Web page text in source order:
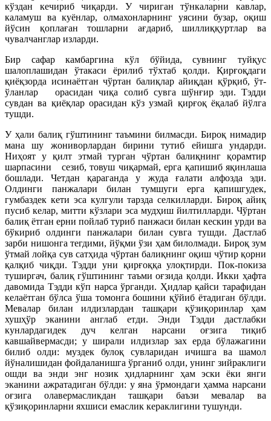
кўздан кечириб чиқарди. У чириган тўнкаларни кавлар,
каламуш ва куёнлар, олмахонларнинг уясини бузар, оқиш
йўсин қоплаған тошларни ағдариб, шиллиққуртлар ва
чувалчанглар изларди.
Бир сафар камбаргина кўл бўйида, сувнинг туйқус
шалоплашидан ўтакаси ёрилиб тўхтаб қолди. Қирғоқдаги
қиёқзорда исинаётган чўртан балиқлар айиқдан қўрқиб, ўт-
ўланлар орасидан чиқа солиб сувга шўнғир эди. Тэдди
сувдан ва қиёқлар орасидан кўз узмай қирғоқ ёқалаб йўлга
тушди.
У ҳали балиқ гўштининг таъмини билмасди. Бироқ нимадир
мана шу жониворлардан бирини тутиб ейишга ундарди.
Ниҳоят у қилт этмай турган чўртан балиқнинг қорамтир
шарпасини сезиб, товуш чиқармай, ерга қапишиб яқинлаша
бошлади. Четдан қараганда у жуда ғалати алфозда эди.
Олдинги панжалари билан тумшуги ерга қапишгудек,
гумбаздек кети эса кулгули тарзда селкилларди. Бироқ айиқ
пусиб келар, митти кўзлари эса мудҳиш йилтилларди. Чўртан
балиқ ётган ерни пойлаб туриб панжаси билан кескин урди ва
бўкириб олдинги панжалари билан сувга тушди. Дастлаб
зарби нишонга тегдими, йўқми ўзи ҳам билолмади. Бироқ зум
ўтмай лойқа сув сатҳида чўртан балиқнинг оқиш чўтир қорни
қалқиб чиқди. Тэдди уни қирғоққа улоқтирди. Пок-покиза
туширгач, балиқ гўштининг таъми оғзида қолди. Икки ҳафта
давомида Тэдди кўп нарса ўрганди. Ҳидлар қайси тарафидан
келаётган бўлса ўша томонга бошини қўйиб ётадиган бўлди.
Мевалар билан илдизлардан ташқари қўзиқоринлар ҳам
хушҳўр эканини англаб етди. Энди Тэдди дастлабки
кунлардагидек дуч келган нарсани оғзига тиқиб
кавшайвермасди; у ширали илдизлар зах ерда бўлажагини
билиб олди: муздек булоқ сувларидан ичишга ва шамол
йўналишидан фойдаланишга ўрганиб олди, унинг зийраклиги
ошди ва энди энг нозик ҳидларнинг ҳам эски ёки янги
эканини ажратадиган бўлди: у яна ўрмондаги ҳамма нарсани
оғзига олавермасликдан ташқари баъзи мевалар ва
қўзиқоринларни яхшиси емаслик кераклигини тушунди.